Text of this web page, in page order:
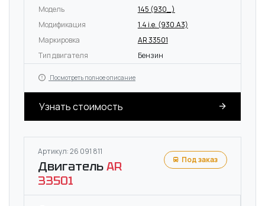
Модель
145 (930_)
Модификация
1.4 i.e. (930.A3)
Маркировка
AR 33501
Тип двигателя
Бензин
Посмотреть полное описание
Узнать стоимость
Артикул: 26 091 811
ДвигательAR
33501
Под заказ